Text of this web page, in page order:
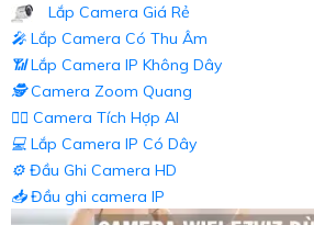
Lắp Camera Giá Rẻ
️🎤️ Lắp Camera Có Thu Âm
📶Lắp Camera IP Không Dây
🕵️Camera Zoom Quang
🧛‍♀️ Camera Tích Hợp AI
💻 Lắp Camera IP Có Dây
⚙️ Đầu Ghi Camera HD
📥Đầu ghi camera IP